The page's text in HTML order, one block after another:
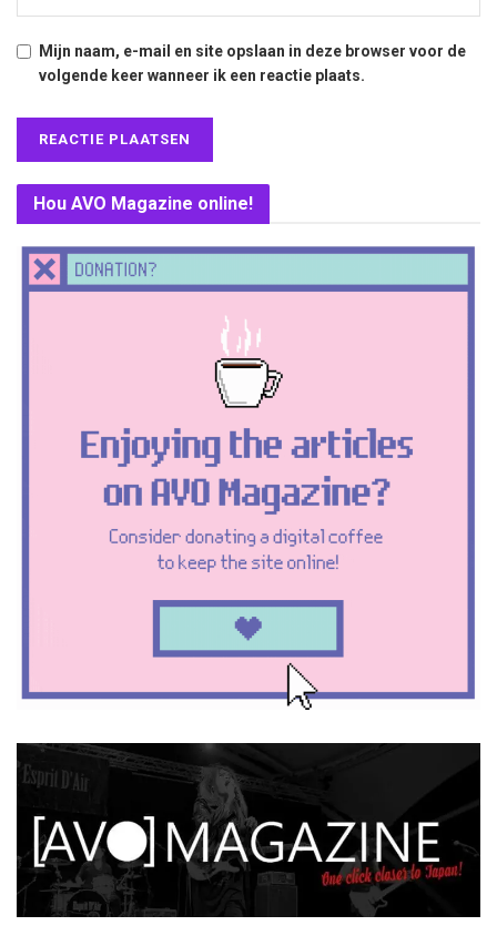
Mijn naam, e-mail en site opslaan in deze browser voor de
volgende keer wanneer ik een reactie plaats.
Hou AVO Magazine online!